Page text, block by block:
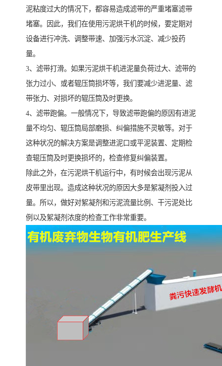
泥粘度过大的情况下，都容易造成滤带的严重堵塞滤带
堵塞。因此，我们在使用污泥烘干机的时候，要定期对
设备进行冲洗、调整带速、加强污水沉淀、减少投药
量。
3、滤带打滑。如果污泥烘干机进泥量负荷过大、滤带的
张力过小、或者辊压筒损坏等，我们要减少进泥量、滤
带张力、对损坏的辊压筒及时更换。
4、滤带跑偏。一般情况下，导致滤带跑偏的原因有进泥
量不均匀、辊压筒局部磨损、纠偏措施不灵敏等。对于
这种状况的解决方案是调整进泥口或平泥装置、定期检
查辊压筒及时更换损坏的，检查修复纠偏装置。
除此之外，在污泥烘干机运行中，有时候会出现污泥从
皮带里出现。造成这种状况的原因大多是絮凝剂投入过
量。所以，做好对絮凝剂和污泥流量比例、干污泥处比
例以及絮凝剂浓度的检查工作非常重要。